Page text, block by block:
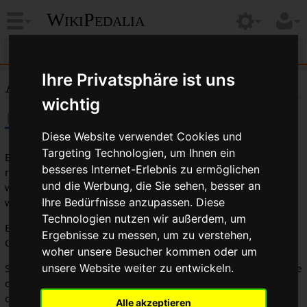
Ihre Privatsphäre ist uns
wichtig
Diese Website verwendet Cookies und
Targeting Technologien, um Ihnen ein
besseres Internet-Erlebnis zu ermöglichen
und die Werbung, die Sie sehen, besser an
Ihre Bedürfnisse anzupassen. Diese
Technologien nutzen wir außerdem, um
Ergebnisse zu messen, um zu verstehen,
woher unsere Besucher kommen oder um
unsere Website weiter zu entwickeln.
Alle akzeptieren
WikiPedalia
Autobike
Ein grob zusammengeschustertes Fahrrad mit einem
rudimentären automatischen Schaltsystem. Diese Fahrrad
wird an Leute vermarktet, die glauben, dass sie zu dumm
wären, ein normales Fahrrad zu bedienen.
Es wird ein Standard schaltwerk
eingesetzt, welches mittels
Gewichten und Federn bedient wird.
Sobald sich die Geschwindigkeit erhöht, werden die Gewichte
durch die Zentrifugalkräfte nach außen gezogen und damit
das Schwlatwerk in einenhöheren Gang